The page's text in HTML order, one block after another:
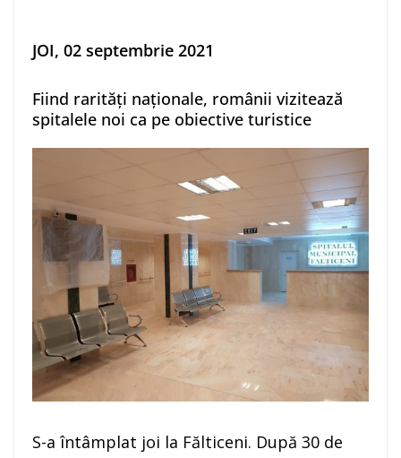
JOI, 02 septembrie 2021
Fiind rarități naționale, românii vizitează
spitalele noi ca pe obiective turistice
S-a întâmplat joi la Fălticeni. După 30 de